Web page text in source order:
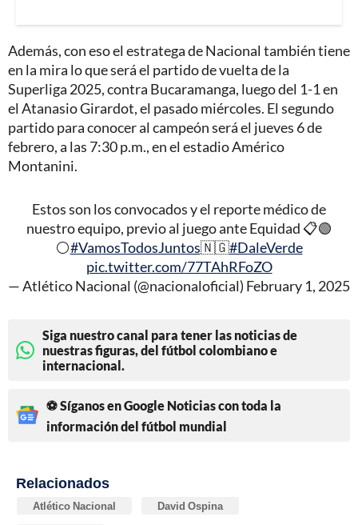
Además, con eso el estratega de Nacional también tiene
en la mira lo que será el partido de vuelta de la
Superliga 2025, contra Bucaramanga, luego del 1-1 en
el Atanasio Girardot, el pasado miércoles. El segundo
partido para conocer al campeón será el jueves 6 de
febrero, a las 7:30 p.m., en el estadio Américo
Montanini.
Estos son los convocados y el reporte médico de
nuestro equipo, previo al juego ante Equidad 📋🟢
⚪️#VamosTodosJuntos🇳🇬#DaleVerde
pic.twitter.com/77TAhRFoZO
— Atlético Nacional (@nacionaloficial) February 1, 2025
Siga nuestro canal para tener las noticias de
nuestras figuras, del fútbol colombiano e
internacional.
⚽ Síganos en Google Noticias con toda la
información del fútbol mundial
Relacionados
Atlético Nacional David Ospina